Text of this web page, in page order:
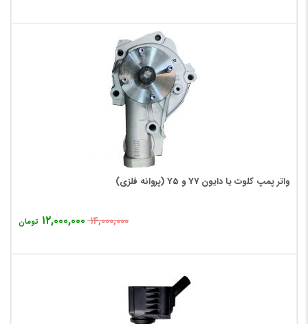
واتر پمپ کلوت یا دایون Y7 و Y5 (پروانه فلزی)
۱۴,۰۰۰,۰۰۰ ۱۲,۰۰۰,۰۰۰ تومان